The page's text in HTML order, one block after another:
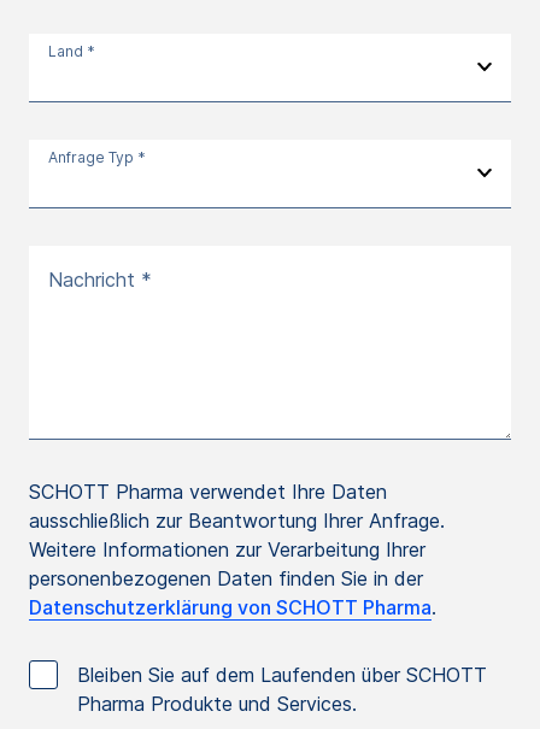
Land *
Anfrage Typ *
Nachricht *
SCHOTT Pharma verwendet Ihre Daten
ausschließlich zur Beantwortung Ihrer Anfrage.
Weitere Informationen zur Verarbeitung Ihrer
personenbezogenen Daten finden Sie in der
Datenschutzerklärung von SCHOTT Pharma.
Bleiben Sie auf dem Laufenden über SCHOTT
Pharma Produkte und Services.